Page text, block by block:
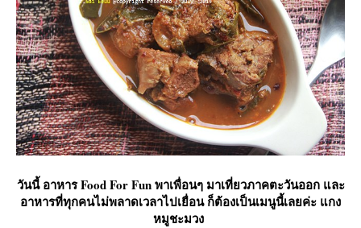
วันนี้ อาหาร Food For Fun พาเพื่อนๆ มาเที่ยวภาคตะวันออก และ
อาหารที่ทุกคนไม่พลาดเวลาไปเยื่อน ก็ต้องเป็นเมนูนี้เลยค่ะ แกง
หมูชะมวง